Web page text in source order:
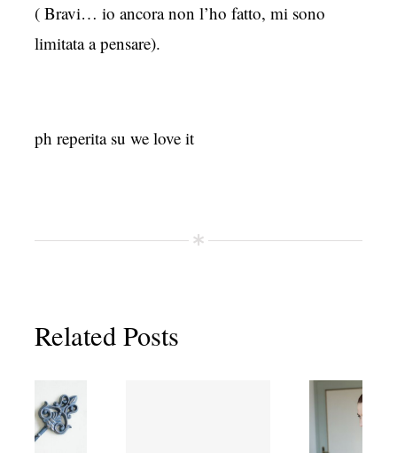
( Bravi… io ancora non l’ho fatto, mi sono
limitata a pensare).
ph reperita su we love it
Related Posts